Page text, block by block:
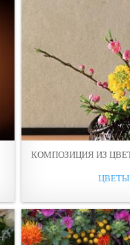
КОМПОЗИЦИЯ ИЗ
ЦВЕТЫ